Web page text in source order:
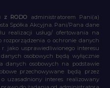
z RODO administratorem Pani(a)
Spółka Akcyjna. Pani/Pana dane
realizacji usług/ ofertowania na
rozporządzenia o ochronie danych
jako usprawiedliwionego interesu
osobowych będą wyłącznie
danych osobowych na podstawie
przechowywane będą przez
uzasadniony interes realizowany